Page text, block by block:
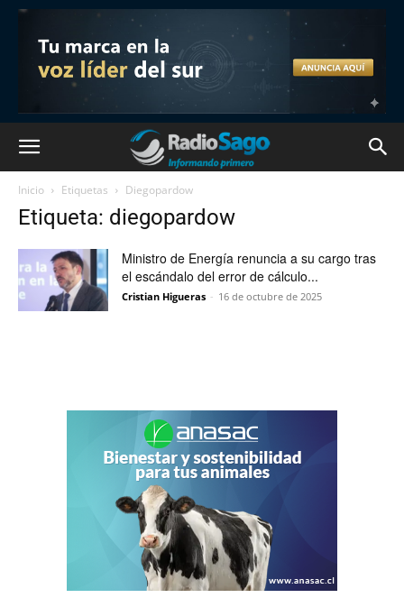
Inicio Etiquetas Diegopardow
Etiqueta: diegopardow
Ministro de Energía renuncia a su cargo tras
el escándalo del error de cálculo...
Cristian Higueras - 16 de octubre de 2025